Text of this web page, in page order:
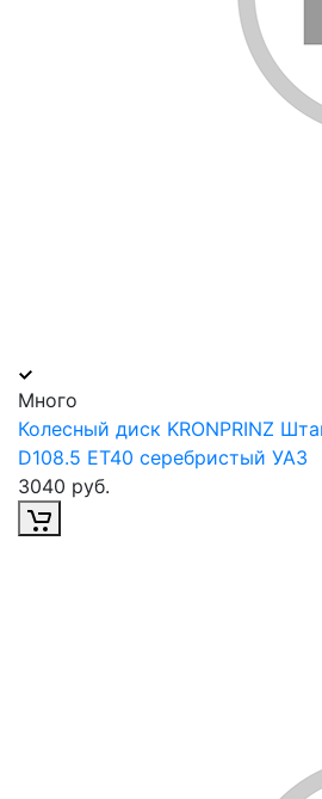
Много
Колесный диск KRONPRINZ
D108.5 ET40 серебристый УАЗ
3040 руб.